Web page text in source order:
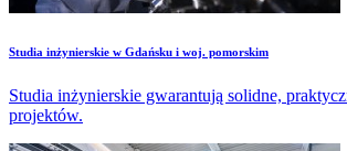
Studia inżynierskie w Gdańsku i woj. pomorskim
Studia inżynierskie gwarantują solidne,
projektów.